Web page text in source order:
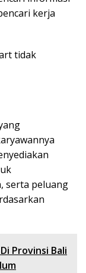
kerja
tidak
serta peluang
Provinsi Bali